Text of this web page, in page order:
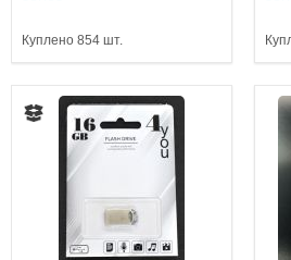
Куплено 854 шт.